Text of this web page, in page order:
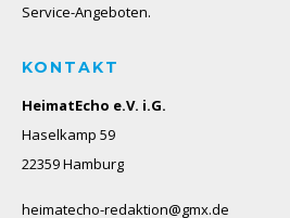
Service-Angeboten.
KONTAKT
HeimatEcho e.V. i.G.
Haselkamp 59
22359 Hamburg
heimatecho-redaktion@gmx.de